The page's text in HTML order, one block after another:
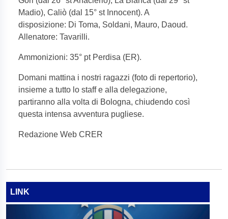
Madio), Caliò (dal 15° st Innocent). A
disposizione: Di Toma, Soldani, Mauro, Daoud.
Allenatore: Tavarilli.
Ammonizioni: 35° pt Perdisa (ER).
Domani mattina i nostri ragazzi (foto di repertorio),
insieme a tutto lo staff e alla delegazione,
partiranno alla volta di Bologna, chiudendo così
questa intensa avventura pugliese.
Redazione Web CRER
LINK